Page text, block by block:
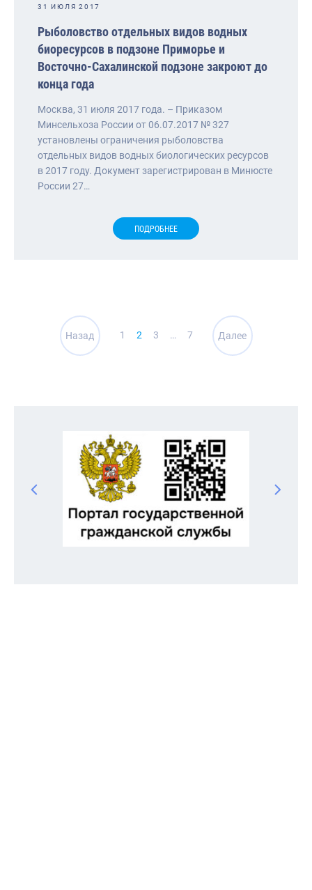
31 ИЮЛЯ 2017
Рыболовство отдельных видов водных
биоресурсов в подзоне Приморье и
Восточно-Сахалинской подзоне закроют до
конца года
Москва, 31 июля 2017 года. – Приказом
Минсельхоза России от 06.07.2017 № 327
установлены ограничения рыболовства
отдельных видов водных биологических ресурсов
в 2017 году. Документ зарегистрирован в Минюсте
России 27…
ПОДРОБНЕЕ
Навигация
по
Назад 1 2 3 … 7 Далее